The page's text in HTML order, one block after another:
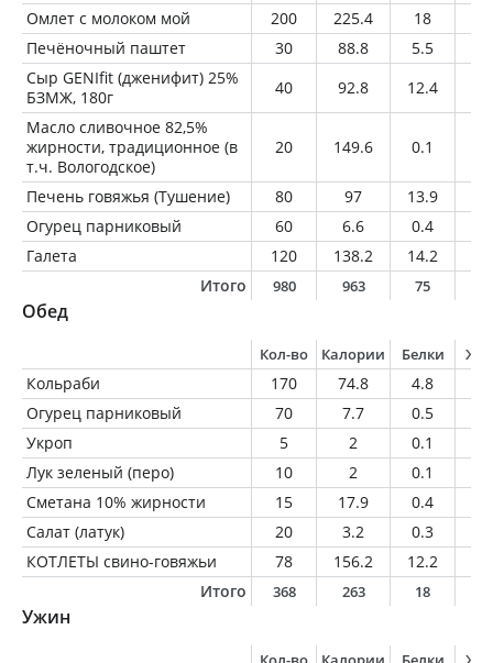
Омлет с молоком мой
200 225.4 18
Печёночный паштет
30 88.8 5.5
Сыр GENIfit (дженифит) 25%
БЗМЖ, 180г
40 92.8 12.4
Масло сливочное 82,5%
жирности, традиционное (в
т.ч. Вологодское)
20 149.6 0.1
Печень говяжья (Тушение) 80 97 13.9
Огурец парниковый
60 6.6 0.4
Галета
120 138.2 14.2
Итого
980 963 75
Обед
Кол-во Калории Белки
Кольраби 170 74.8 4.8
Огурец парниковый
70 7.7 0.5
Укроп
5 2 0.1
Лук зеленый (перо)
10 2 0.1
Сметана 10% жирности
15 17.9 0.4
Салат (латук)
20 3.2 0.3
КОТЛЕТЫ свино-говяжьи
78 156.2 12.2
Итого
368 263 18
Ужин